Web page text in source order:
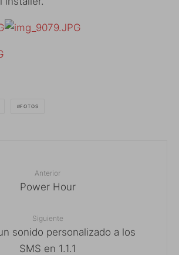
FOTOS
Anterior
Power Hour
Siguiente
sonido personalizado a los
SMS en 1.1.1